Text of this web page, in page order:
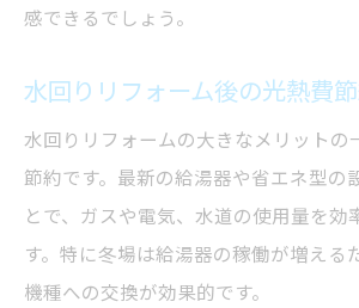
感できるでしょう。
水回りリフォーム後の光熱費
水回りリフォームの大きなメリットの
節約です。最新の給湯器や省エネ型の
とで、ガスや電気、水道の使用量を効
す。特に冬場は給湯器の稼働が増える
機種への交換が効果的です。